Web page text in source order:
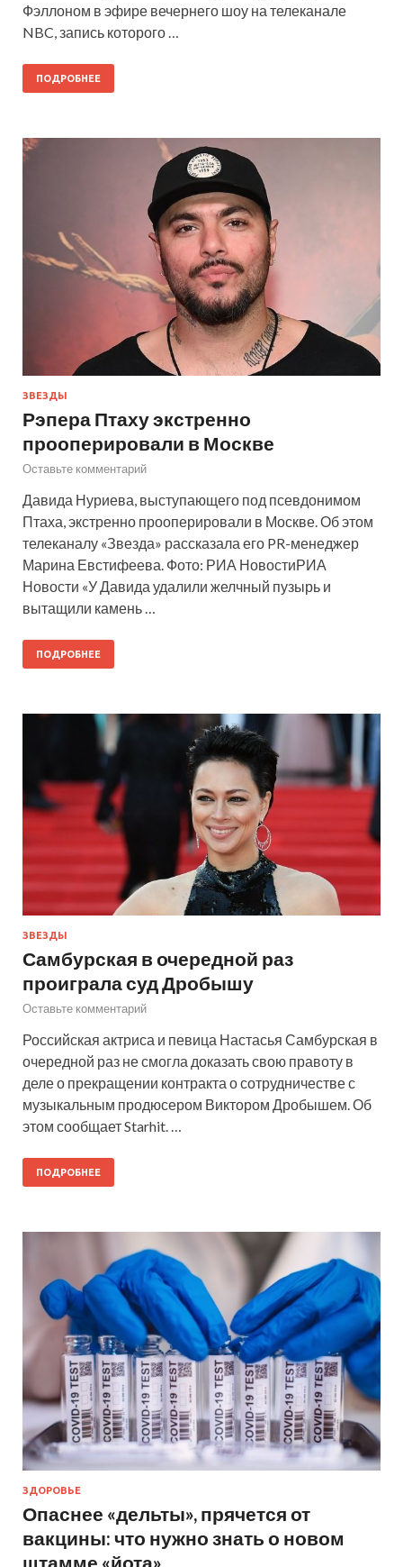
Фэллоном в эфире вечернего шоу на телеканале
NBC, запись которого …
ПОДРОБНЕЕ
ЗВЕЗДЫ
Рэпера Птаху экстренно
прооперировали в Москве
Оставьте комментарий
Давида Нуриева, выступающего под псевдонимом
Птаха, экстренно прооперировали в Москве. Об этом
телеканалу «Звезда» рассказала его PR-менеджер
Марина Евстифеева. Фото: РИА НовостиРИА
Новости «У Давида удалили желчный пузырь и
вытащили камень …
ПОДРОБНЕЕ
ЗВЕЗДЫ
Самбурская в очередной раз
проиграла суд Дробышу
Оставьте комментарий
Российская актриса и певица Настасья Самбурская в
очередной раз не смогла доказать свою правоту в
деле о прекращении контракта о сотрудничестве с
музыкальным продюсером Виктором Дробышем. Об
этом сообщает Starhit. …
ПОДРОБНЕЕ
ЗДОРОВЬЕ
Опаснее «дельты», прячется от
вакцины: что нужно знать о новом
штамме «йота»